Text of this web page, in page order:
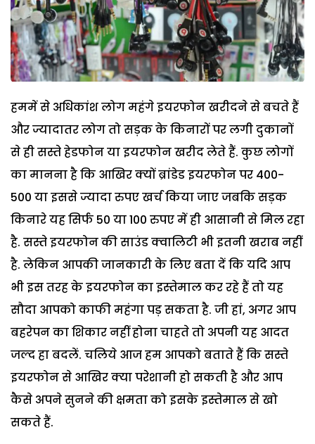
हममें से अधिकांश लोग महंगे इयरफोन खरीदने से बचते हैं
और ज्यादातर लोग तो सड़क के किनारों पर लगी दुकानों
से ही सस्ते हेडफोन या इयरफोन खरीद लेते हैं. कुछ लोगों
का मानना है कि आखिर क्यों ब्रांडेड इयरफोन पर 400-
500 या इससे ज्यादा रुपए खर्च किया जाए जबकि सड़क
किनारे यह सिर्फ 50 या 100 रुपए में ही आसानी से मिल रहा
है. सस्ते इयरफोन की साउंड क्वालिटी भी इतनी खराब नहीं
है. लेकिन आपकी जानकारी के लिए बता दें कि यदि आप
भी इस तरह के इयरफोन का इस्तेमाल कर रहे हैं तो यह
सौदा आपको काफी महंगा पड़ सकता है. जी हां, अगर आप
बहरेपन का शिकार नहीं होना चाहते तो अपनी यह आदत
जल्द हा बदलें. चलिये आज हम आपको बताते हैं कि सस्ते
इयरफोन से आखिर क्या परेशानी हो सकती है और आप
कैसे अपने सुनने की क्षमता को इसके इस्तेमाल से खो
सकते हैं.